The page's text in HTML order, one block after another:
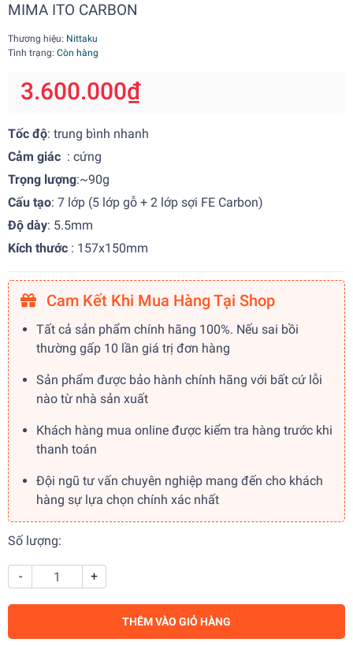
MIMA ITO CARBON
Thương hiệu: Nittaku
Tình trạng: Còn hàng
3.600.000₫
Tốc độ: trung bình nhanh
Cảm giác : cứng
Trọng lượng:~90g
Cấu tạo: 7 lớp (5 lớp gỗ + 2 lớp sợi FE Carbon)
Độ dày: 5.5mm
Kích thước : 157x150mm
Cam Kết Khi Mua Hàng Tại Shop
Tất cả sản phẩm chính hãng 100%. Nếu sai bồi
thường gấp 10 lần giá trị đơn hàng
Sản phẩm được bảo hành chính hãng với bất cứ lỗi
nào từ nhà sản xuất
Khách hàng mua online được kiểm tra hàng trước khi
thanh toán
Đội ngũ tư vấn chuyên nghiệp mang đến cho khách
hàng sự lựa chọn chính xác nhất
Số lượng:
- +
THÊM VÀO GIỎ HÀNG